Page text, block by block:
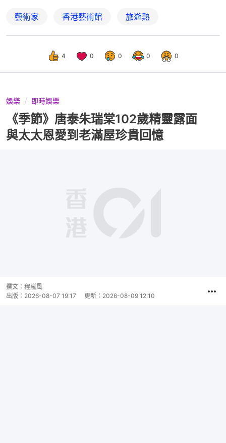
藝術家 香港藝術館 旅遊熱
4 0 0 0 0
娛樂 即時娛樂
《季節》唐泰朱瑞棠102歲精靈露面
與太太恩愛到老滿屋珍貴回憶
撰文： 程嵐風
出版： 2026-08-07 19:17 更新： 2026-08-09 12:10